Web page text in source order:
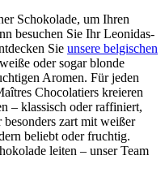
Schokolade, um Ihren
besuchen Sie Ihr Leonidas-
Sie unsere belgischen
oder sogar blonde
Aromen. Für jeden
Chocolatiers kreieren
– klassisch oder raffiniert,
zart mit weißer
beliebt oder fruchtig.
leiten – unser Team